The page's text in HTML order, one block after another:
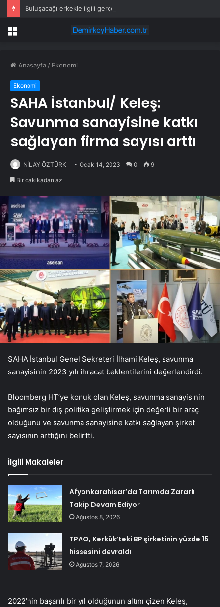
Menü
Anasayfa / Ekonomi
Ekonomi
SAHA İstanbul/ Keleş:
Savunma sanayisine katkı
sağlayan firma sayısı arttı
NİLAY ÖZTÜRK Ocak 14, 2023 0 9
Bir dakikadan az
SAHA İstanbul Genel Sekreteri İlhami Keleş, savunma
sanayisinin 2023 yılı ihracat beklentilerini değerlendirdi.
Bloomberg HT’ye konuk olan Keleş, savunma sanayisinin
bağımsız bir dış politika geliştirmek için değerli bir araç
olduğunu ve savunma sanayisine katkı sağlayan şirket
sayısının arttığını belirtti.
İlgili Makaleler
Afyonkarahisar’da Tarımda Zararlı
Takip Devam Ediyor
Ağustos 8, 2026
TPAO, Kerkük’teki BP şirketinin yüzde 15
hissesini devraldı
Ağustos 7, 2026
2022’nin başarılı bir yıl olduğunun altını çizen Keleş,